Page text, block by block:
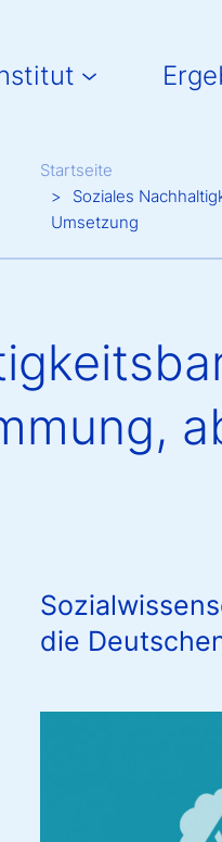
Startseite
Soziales
Umsetzung
die